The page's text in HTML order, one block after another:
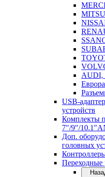
AUDI,
USB-
устройств
Комплекты
7"/9"/
Доп.
головных
Переходные